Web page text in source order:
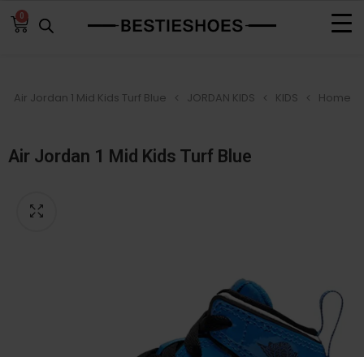
0
Home
KIDS
JORDAN KIDS
Air Jordan 1 Mid Kids Turf Blue
Air Jordan 1 Mid Kids Turf Blue